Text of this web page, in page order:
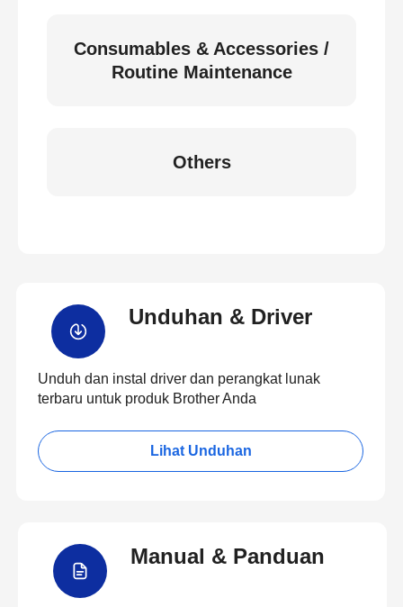
Consumables & Accessories /
Routine Maintenance
Others
Unduhan & Driver
Unduh dan instal driver dan perangkat lunak
terbaru untuk produk Brother Anda
Lihat Unduhan
Manual & Panduan